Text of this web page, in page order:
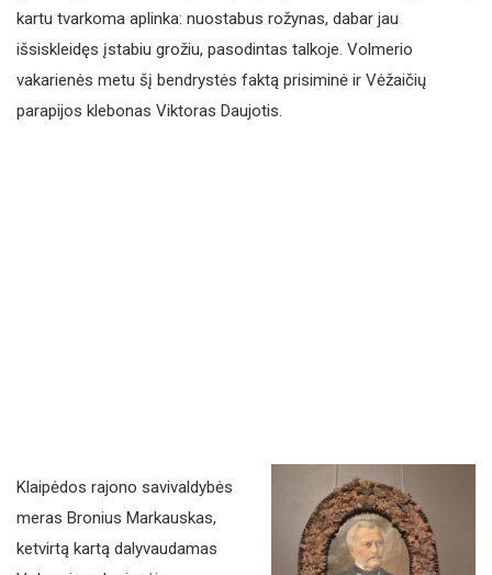
kartu tvarkoma aplinka: nuostabus rožynas, dabar jau
išsiskleidęs įstabiu grožiu, pasodintas talkoje. Volmerio
vakarienės metu šį bendrystės faktą prisiminė ir Vėžaičių
parapijos klebonas Viktoras Daujotis.
Klaipėdos rajono savivaldybės
meras Bronius Markauskas,
ketvirtą kartą dalyvaudamas